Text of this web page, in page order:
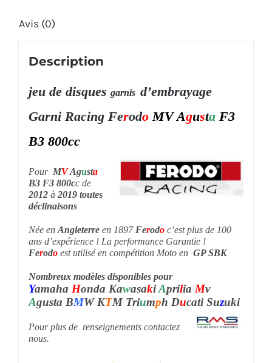
Avis (0)
Description
jeu de disques garnis d’embrayage
Garni Racing Ferodo MV AgustaF3
B3 800cc
Pour MVAgusta
B3 F3 800cc de
2012à 2019 toutes
déclinaisons
Née en Angleterreen 1897 Ferodo c’est plus de 100
ans d’expérience ! La performanceGarantie !
Ferodo est utilisé en compétition Moto en GP SBK
Nombreux modèles disponibles pour
Yamaha Honda Kawasaki Aprilia Mv
Agusta BMW KTM Triumph Ducati Suzuki
Pour plus de renseignements contactez
nous.